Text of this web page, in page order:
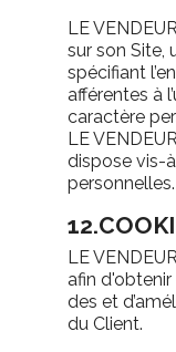
LE
sur son Site,
spécifiant
afférentes à
caractère
LE
dispose vis-
personnelles.
LE
afin
des et
du Client.